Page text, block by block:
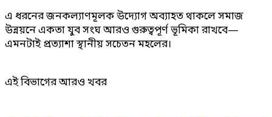
এ ধরনের জনকল্যাণমূলক উদ্যোগ অব্যাহত থাকলে সমাজ
উন্নয়নে একতা যুব সংঘ আরও গুরুত্বপূর্ণ ভূমিকা রাখবে—
এমনটাই প্রত্যাশা স্থানীয় সচেতন মহলের।
এই বিভাগের আরও খবর